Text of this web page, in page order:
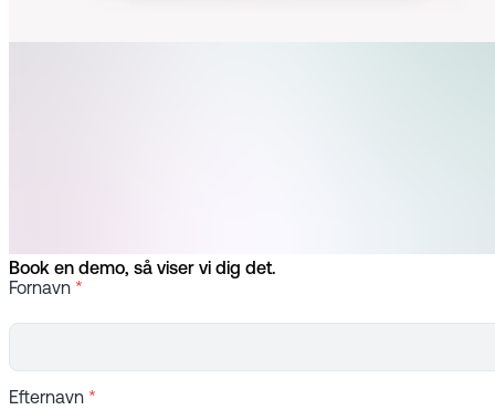
Book en demo, så viser vi dig det.
Fornavn *
Efternavn *